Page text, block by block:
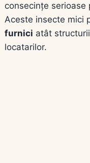
consecințe
Aceste insecte mici
furnici atât
locatarilor.